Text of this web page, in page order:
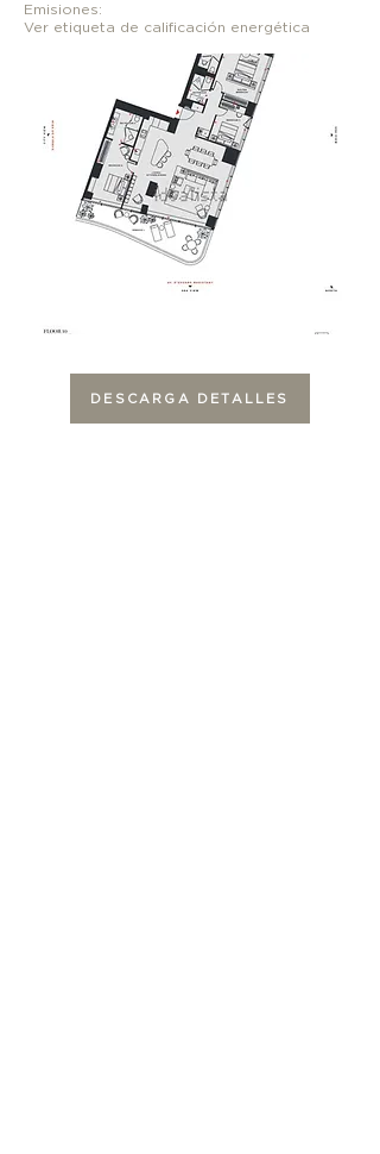
Emisiones:
Ver etiqueta de calificación energética
DESCARGA DETALLES